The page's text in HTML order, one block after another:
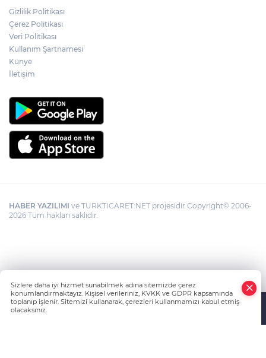
Gizlilik Politikası
Çerez Politikası
Veri Politikası
Kullanım Şartnamesi
Künye
İletişim
HABER YAZILIMI ve TURKTICARET.NET projesidir Copyright© 2006-
2026 Tüm hakları saklıdır.
Sizlere daha iyi hizmet sunabilmek adına sitemizde çerez
konumlandırmaktayız. Kişisel verileriniz, KVKK ve GDPR kapsamında
toplanıp işlenir. Sitemizi kullanarak, çerezleri kullanmamızı kabul etmiş
olacaksınız.